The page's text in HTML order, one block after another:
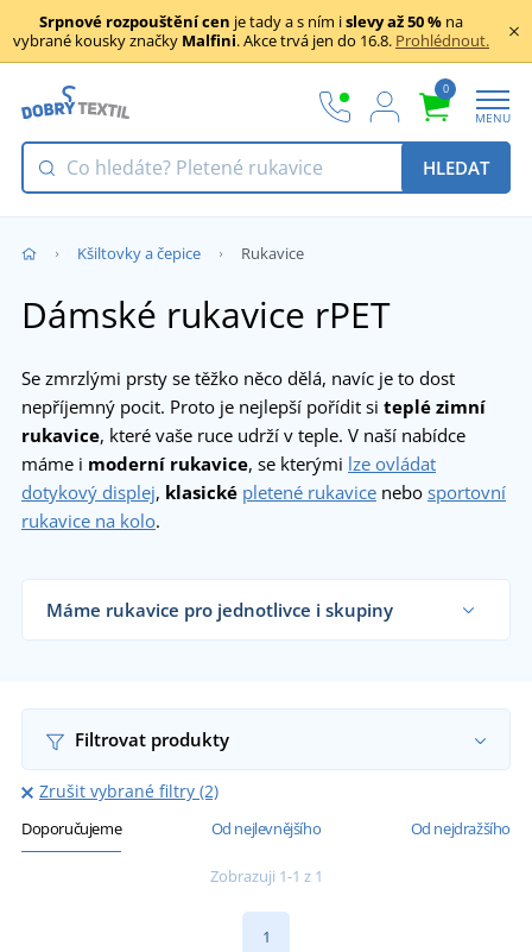
Srpnové rozpouštění cen je tady a s ním islevy až 50 % na
vybrané kousky značky Malfini. Akce trvá jen do 16.8. Prohlédnout.
0
MENU
HLEDAT
Kšiltovky a čepice Rukavice
Dámské rukavice rPET
Se zmrzlými prsty se těžko něco dělá, navíc je to dost
nepříjemný pocit. Proto je nejlepší pořídit si teplé zimní
rukavice, které vaše ruce udrží v teple. V naší nabídce
máme i moderní rukavice, se kterými lze ovládat
dotykový displej, klasické pletené rukavice nebo sportovní
rukavice na kolo.
Máme rukavice pro jednotlivce i skupiny
Filtrovat produkty
Zrušit vybrané filtry (2)
Doporučujeme Od nejlevnějšího Od nejdražšího
Zobrazuji 1-1 z 1
1